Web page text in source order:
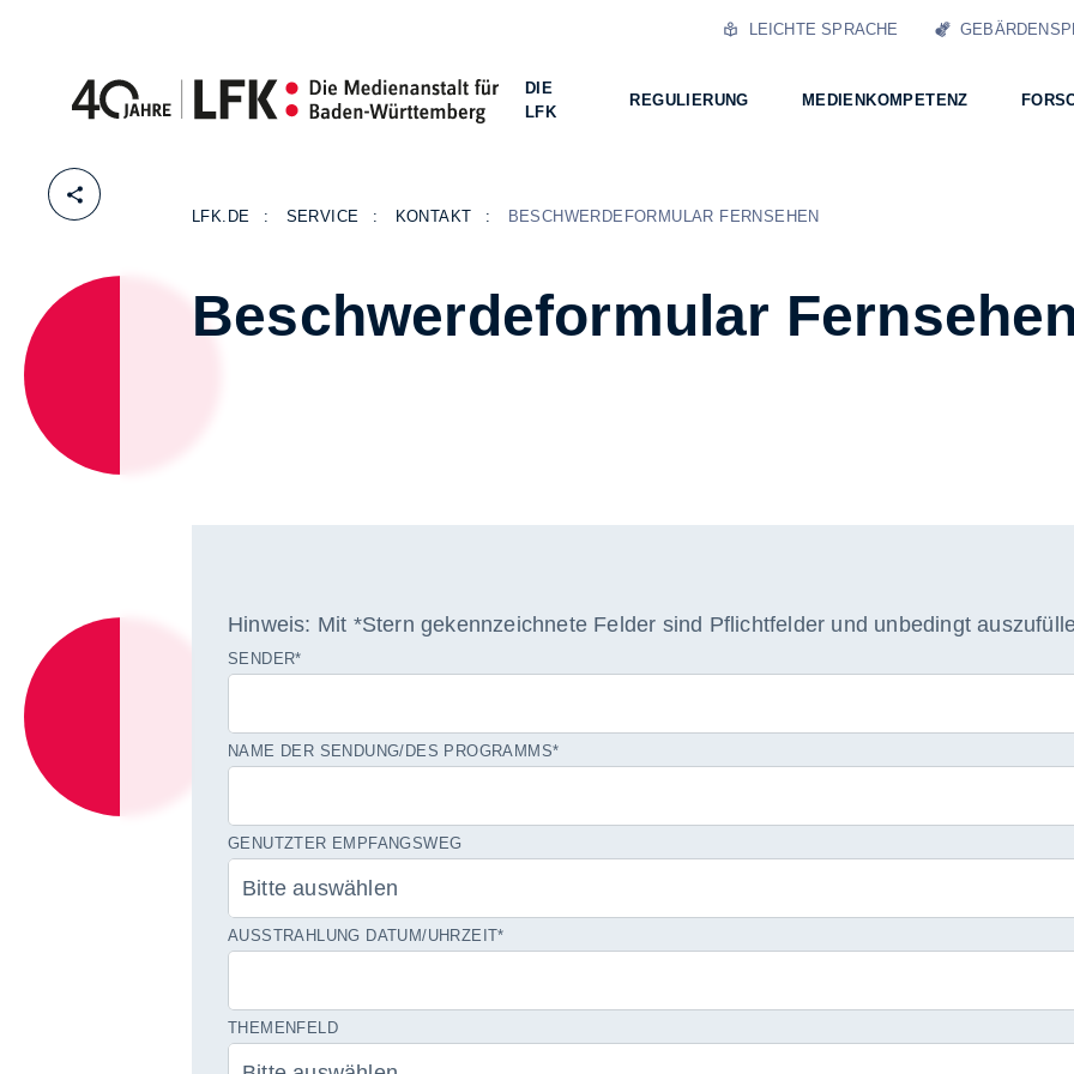
Zum Inhalt springen
DIE
LFK
REGULIERUNG MEDIENKOMPETENZ
LEICHTE SPRACHE
LFK.DE SERVICE KONTAKT BESCHWERDEFORMULAR FERNSEHEN
Beschwerdeformular
Hinweis: Mit *Stern gekennzeichnete Felder sind Pflichtfelder und unbedingt
SENDER*
NAME DER SENDUNG/DES PROGRAMMS*
GENUTZTER EMPFANGSWEG
AUSSTRAHLUNG DATUM/UHRZEIT*
THEMENFELD